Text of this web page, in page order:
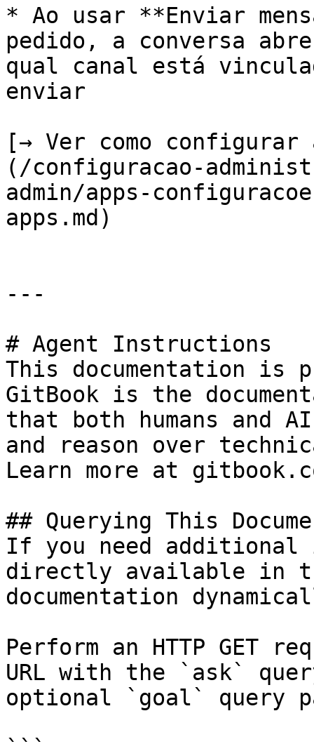
* Ao usar **Enviar
pedido, a conversa
qual canal está
enviar
[→ Ver como configurar
(/configuracao-
admin/apps-
apps.md)
---
# Agent Instructions
This documentation is
GitBook is the
that both humans and
and reason over
Learn more at
## Querying This
If you need
directly available in
documentation
Perform an HTTP GET
URL with the `ask`
optional `goal` query